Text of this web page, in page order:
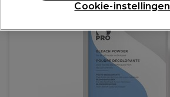
Cookie-instellingen